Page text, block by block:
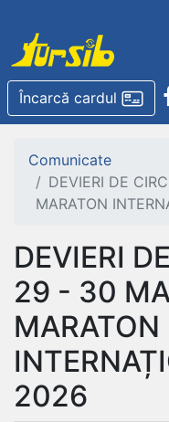
Încarcă cardul
Comunicate
DEVIERI DE
MARATON
DEVIERI
29 - 30
MARATON
2026